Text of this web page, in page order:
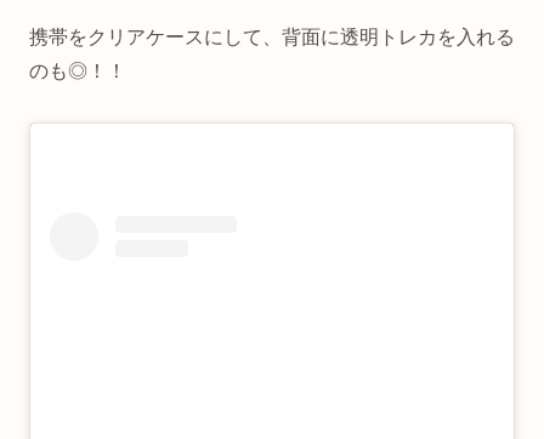
携帯をクリアケースにして、背面に透明トレカを入れる
のも◎！！